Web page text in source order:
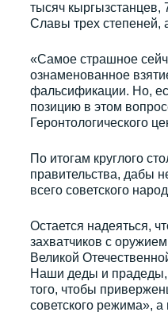
тысяч кыргызстанцев,
Славы трех степеней,
«Самое страшное
ознаменованное
фальсификации. Но,
позицию в этом
Геронтологического
По итогам круглого
правительства, дабы
всего советского
Остается надеяться,
захватчиков с
Великой
Наши деды и прадеды,
того, чтобы
советского режима»,